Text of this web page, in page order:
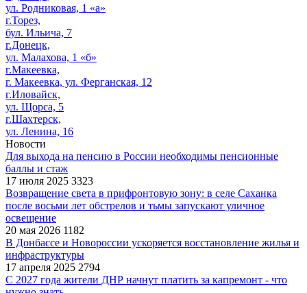
ул. Родниковая, 1 «а»
г.Торез,
бул. Ильича, 7
г.Донецк,
ул. Малахова, 1 «б»
г.Макеевка,
г. Макеевка, ул. Ферганская, 12
г.Иловайск,
ул. Щорса, 5
г.Шахтерск,
ул. Ленина, 16
Новости
Для выхода на пенсию в России необходимы пенсионные
баллы и стаж
17 июля 2025 3323
Возвращение света в прифронтовую зону: в селе Саханка
после восьми лет обстрелов и тьмы запускают уличное
освещение
20 мая 2026 1182
В Донбассе и Новороссии ускоряется восстановление жилья и
инфраструктуры
17 апреля 2025 2794
С 2027 года жители ДНР начнут платить за капремонт - что